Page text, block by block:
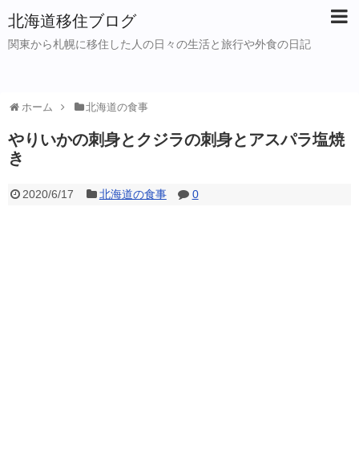
北海道移住ブログ
関東から札幌に移住した人の日々の生活と旅行や外食の日記
ホーム 北海道の食事
やりいかの刺身とクジラの刺身とアスパラ塩焼
き
2020/6/17 北海道の食事 0